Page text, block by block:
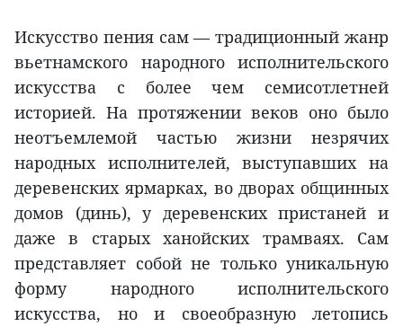
Искусство пения сам — традиционный жанр
вьетнамского народного исполнительского
искусства с более чем семисотлетней
историей. На протяжении веков оно было
неотъемлемой частью жизни незрячих
народных исполнителей, выступавших на
деревенских ярмарках, во дворах общинных
домов (динь), у деревенских пристаней и
даже в старых ханойских трамваях. Сам
представляет собой не только уникальную
форму народного исполнительского
искусства, но и своеобразную летопись